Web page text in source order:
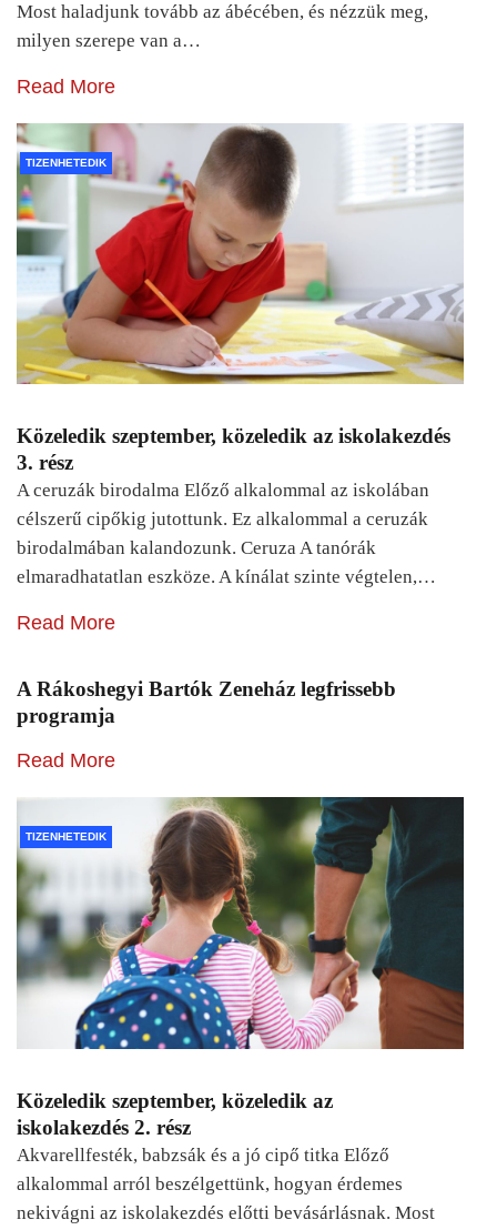
Most haladjunk tovább az ábécében, és nézzük meg,
milyen szerepe van a…
Read More
TIZENHETEDIK
Közeledik szeptember, közeledik az iskolakezdés
3. rész
A ceruzák birodalma Előző alkalommal az iskolában
célszerű cipőkig jutottunk. Ez alkalommal a ceruzák
birodalmában kalandozunk. Ceruza A tanórák
elmaradhatatlan eszköze. A kínálat szinte végtelen,…
Read More
A Rákoshegyi Bartók Zeneház legfrissebb
programja
Read More
TIZENHETEDIK
Közeledik szeptember, közeledik az
iskolakezdés 2. rész
Akvarellfesték, babzsák és a jó cipő titka Előző
alkalommal arról beszélgettünk, hogyan érdemes
nekivágni az iskolakezdés előtti bevásárlásnak. Most